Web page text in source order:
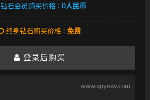
钻石会员购买价格 : 0人民币
终身钻石购买价格 : 免费
登录后购买
www.xpymw.com